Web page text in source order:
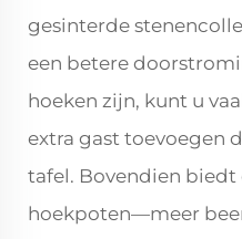
gesinterde
een betere
hoeken zijn, kunt u
extra gast toevoegen
tafel. Bovendien
hoekpoten—meer